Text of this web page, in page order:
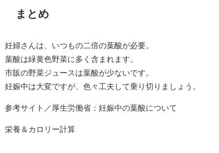
まとめ
妊婦さんは、いつもの二倍の葉酸が必要。
葉酸は緑黄色野菜に多く含まれます。
市販の野菜ジュースは葉酸が少ないです。
妊娠中は大変ですが、色々工夫して乗り切りましょう。
参考サイト／厚生労働省：妊娠中の葉酸について
栄養＆カロリー計算